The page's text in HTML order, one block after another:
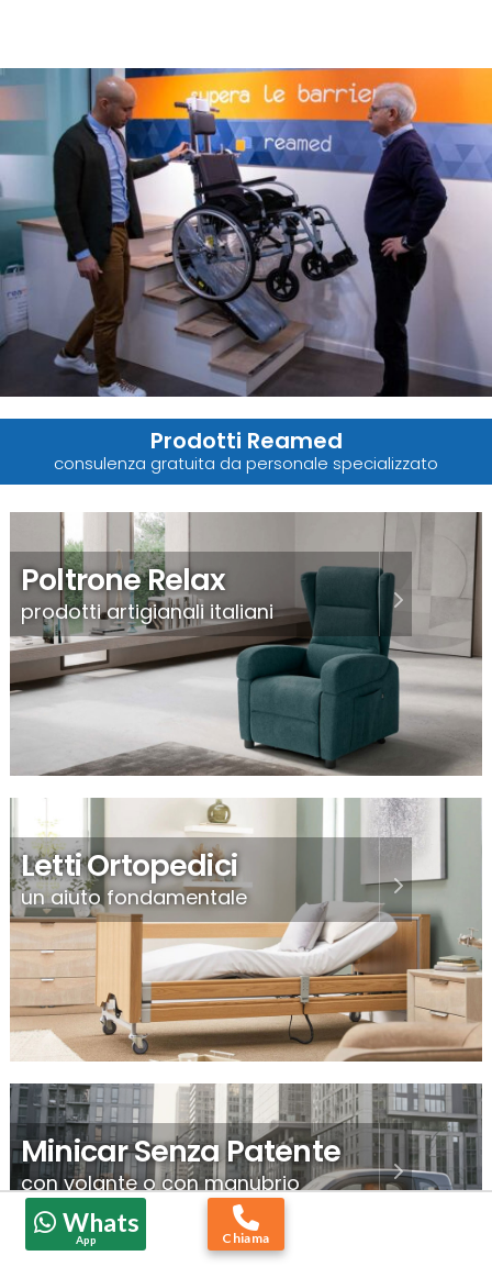
Prodotti Reamed
consulenza gratuita da personale specializzato
Poltrone Relax
prodotti artigianali italiani
Minicar Senza Patente
con volante o con manubrio
Letti Ortopedici
un aiuto fondamentale
Whats
App Chiama